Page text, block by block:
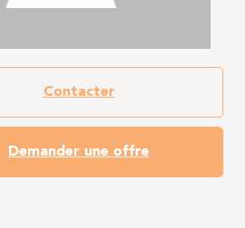
Contacter
Demander une offre